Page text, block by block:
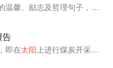
具体技术实现或IT系统功
温馨、励志及哲理句子，通
告
即在太阳
上进行煤炭开采以